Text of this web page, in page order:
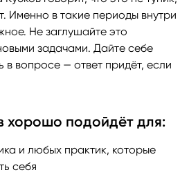
Именно в такие периоды внутри
Не заглушайте это
задачами. Дайте себе
в вопросе — ответ придёт, если
хорошо подойдёт для:
и любых практик, которые
себя